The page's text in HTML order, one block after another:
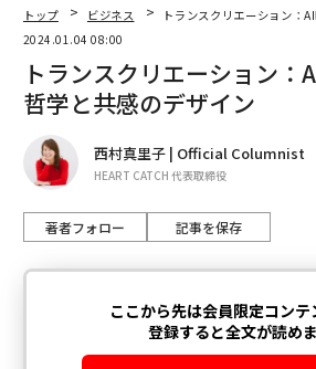
トップ ビジネス
トランスクリエーション：
2024.01.04 08:00
トランスクリエーション：
哲学と共感のデザイン
西村真里子 | Official Columnist
HEART CATCH 代表取締役
著者フォロー 記事を保存